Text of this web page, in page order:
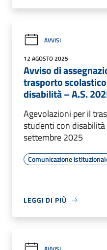
AVVISI
12 AGOSTO 2025
Avviso di
trasporto
disabilità – A.S.
Agevolazioni per il
studenti con
settembre 2025
Comunicazione
LEGGI DI PIÙ